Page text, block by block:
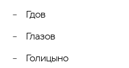
Гдов
Глазов
Голицыно